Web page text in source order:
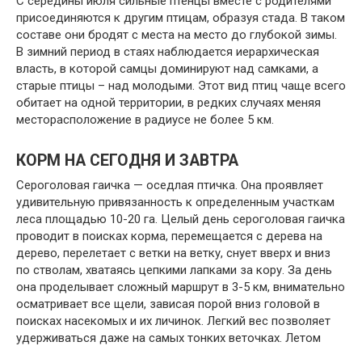
присоединяются к другим птицам, образуя стада. В таком
составе они бродят с места на место до глубокой зимы.
В зимний период в стаях наблюдается иерархическая
власть, в которой самцы доминируют над самками, а
старые птицы – над молодыми. Этот вид птиц чаще всего
обитает на одной территории, в редких случаях меняя
месторасположение в радиусе не более 5 км.
КОРМ НА СЕГОДНЯ И ЗАВТРА
Сероголовая гаичка — оседлая птичка. Она проявляет
удивительную привязанность к определенным участкам
леса площадью 10-20 га. Целый день сероголовая гаичка
проводит в поисках корма, перемещается с дерева на
дерево, перелетает с ветки на ветку, снует вверх и вниз
по стволам, хватаясь цепкими лапками за кору. За день
она проделывает сложный маршрут в 3-5 км, внимательно
осматривает все щели, зависая порой вниз головой в
поисках насекомых и их личинок. Легкий вес позволяет
удерживаться даже на самых тонких веточках. Летом